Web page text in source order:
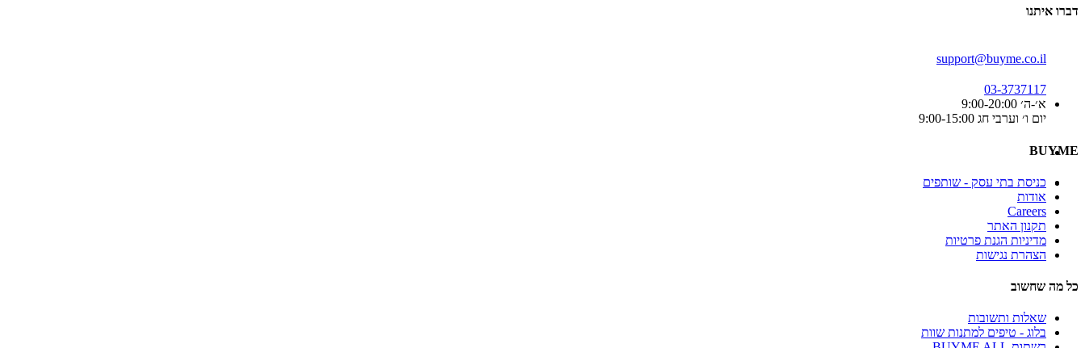
דברו איתנו
support@buyme.co.il
03-3737117
א׳-ה׳ 9:00-20:00
יום ו׳ וערבי חג 9:00-15:00
BUYME
כניסת בתי עסק - שותפים
אודות
Careers
תקנון האתר
מדיניות הגנת פרטיות
הצהרת נגישות
כל מה שחשוב
שאלות ותשובות
בלוג - טיפים למתנות שוות